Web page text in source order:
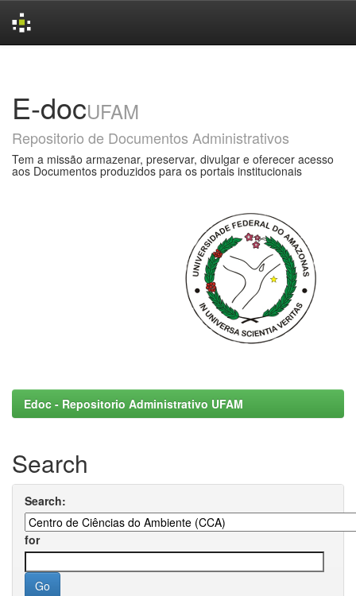
E-docUFAM
Repositorio de Documentos Administrativos
Tem a missão armazenar, preservar, divulgar e oferecer acesso
aos Documentos produzidos para os portais institucionais
Edoc - Repositorio Administrativo UFAM
Search
Search:
for